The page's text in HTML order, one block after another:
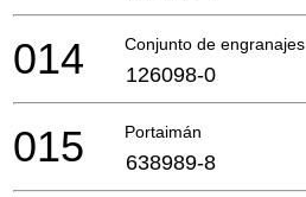
Conjunto de engranajes
014 126098-0
Portaimán
015 638989-8